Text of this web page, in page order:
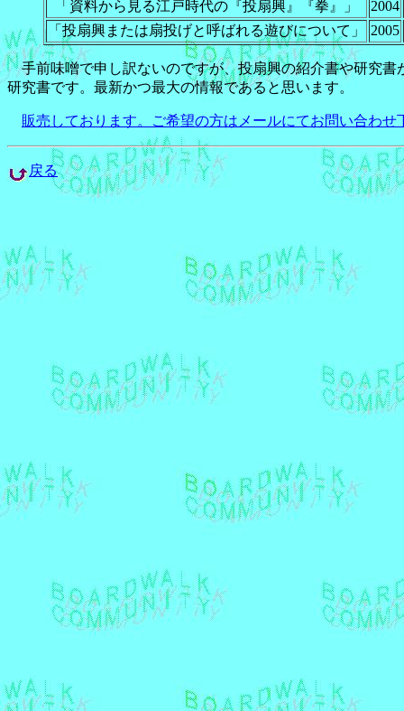
「資料から見る江戸時代の『投扇興』『拳』」
2004
「投扇興または扇投げと呼ばれる遊びについて」
2005
手前味噌で申し訳ないのですが、投扇興の紹介書や研究書
研究書です。最新かつ最大の情報であると思います。
販売しております。ご希望の方はメールにてお問い合わせ
戻る